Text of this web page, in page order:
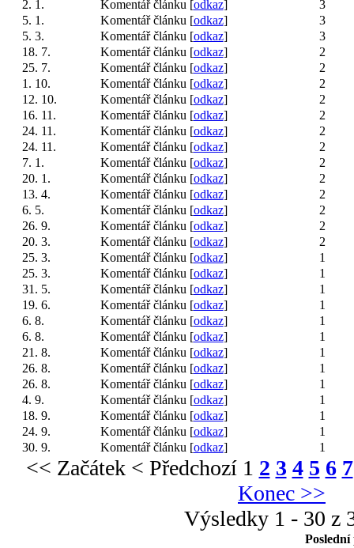
2. 1.
Komentář článku [odkaz]
3
5. 1.
Komentář článku [odkaz]
3
5. 3.
Komentář článku [odkaz]
3
18. 7.
Komentář článku [odkaz]
2
25. 7.
Komentář článku [odkaz]
2
1. 10.
Komentář článku [odkaz]
2
12. 10.
Komentář článku [odkaz]
2
16. 11.
Komentář článku [odkaz]
2
24. 11.
Komentář článku [odkaz]
2
24. 11.
Komentář článku [odkaz]
2
7. 1.
Komentář článku [odkaz]
2
20. 1.
Komentář článku [odkaz]
2
13. 4.
Komentář článku [odkaz]
2
6. 5.
Komentář článku [odkaz]
2
26. 9.
Komentář článku [odkaz]
2
20. 3.
Komentář článku [odkaz]
2
25. 3.
Komentář článku [odkaz]
1
25. 3.
Komentář článku [odkaz]
1
31. 5.
Komentář článku [odkaz]
1
19. 6.
Komentář článku [odkaz]
1
6. 8.
Komentář článku [odkaz]
1
6. 8.
Komentář článku [odkaz]
1
21. 8.
Komentář článku [odkaz]
1
26. 8.
Komentář článku [odkaz]
1
26. 8.
Komentář článku [odkaz]
1
4. 9.
Komentář článku [odkaz]
1
18. 9.
Komentář článku [odkaz]
1
24. 9.
Komentář článku [odkaz]
1
30. 9.
Komentář článku [odkaz] 1
<< Začátek < Předchozí 1 2 3 4 5 6 7
Konec >>
Výsledky 1 - 30 z